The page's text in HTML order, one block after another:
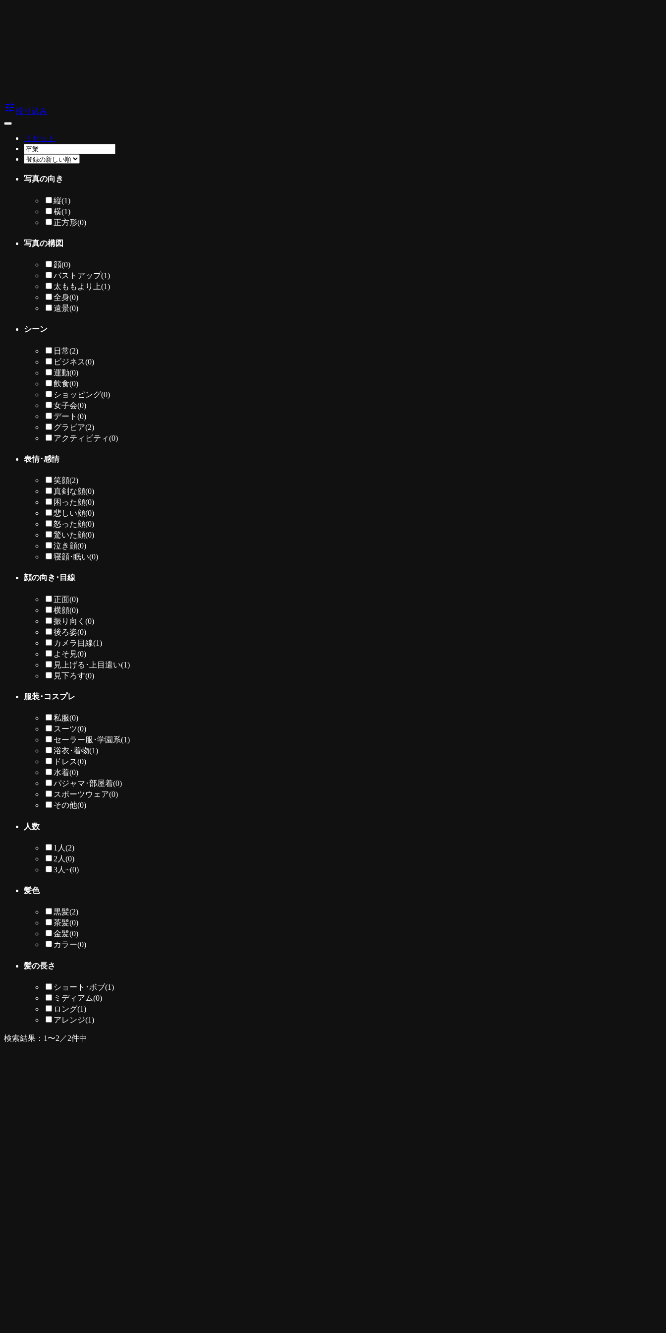
tune絞り込み
リセット
写真の向き
縦(1)
横(1)
正方形(0)
写真の構図
顔(0)
バストアップ(1)
太ももより上(1)
全身(0)
遠景(0)
シーン
日常(2)
ビジネス(0)
運動(0)
飲食(0)
ショッピング(0)
女子会(0)
デート (0)
グラビア(2)
アクティビティ(0)
表情･感情
笑顔(2)
真剣な顔(0)
困った顔(0)
悲しい顔(0)
怒った顔(0)
驚いた顔(0)
泣き顔(0)
寝顔･眠い(0)
顔の向き･目線
正面(0)
横顔(0)
振り向く (0)
後ろ姿(0)
カメラ目線(1)
よそ見(0)
見上げる･上目遣い(1)
見下ろす(0)
服装･コスプレ
私服(0)
スーツ(0)
セーラー服･学園系(1)
浴衣･着物(1)
ドレス(0)
水着(0)
パジャマ･部屋着(0)
スポーツウェア(0)
その他(0)
人数
1人 (2)
2人 (0)
3人~(0)
髪色
黒髪(2)
茶髪(0)
金髪(0)
カラー(0)
髪の長さ
ショート･ボブ(1)
ミディアム(0)
ロング(1)
アレンジ(1)
検索結果：1〜2／2件中